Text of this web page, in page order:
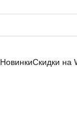
НовинкиСкидки на